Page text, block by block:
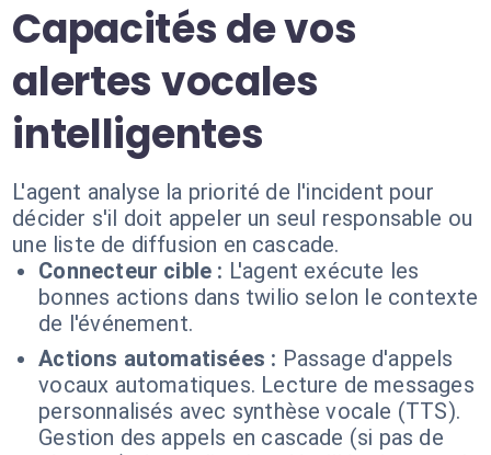
Capacités de vos
alertes vocales
intelligentes
L'agent analyse la priorité de l'incident pour
décider s'il doit appeler un seul responsable ou
une liste de diffusion en cascade.
Connecteur cible : L'agent exécute les
bonnes actions dans twilio selon le contexte
de l'événement.
Actions automatisées : Passage d'appels
vocaux automatiques. Lecture de messages
personnalisés avec synthèse vocale (TTS).
Gestion des appels en cascade (si pas de